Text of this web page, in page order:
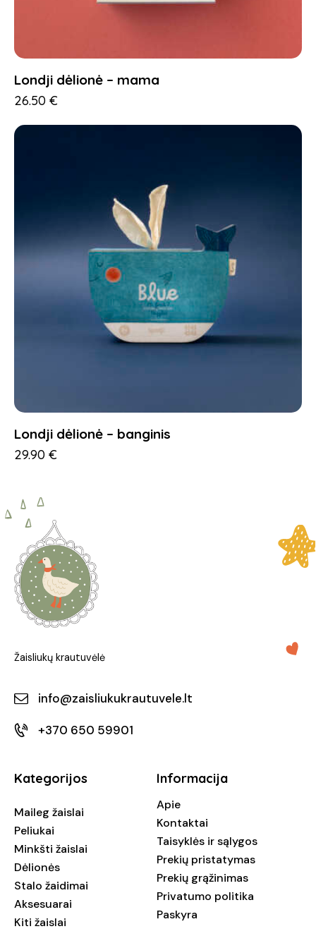
Londji dėlionė – mama
26.50 €
Londji dėlionė – banginis
29.90 €
Žaisliukų krautuvėlė
info@zaisliukukrautuvele.lt
+370 650 59901
Kategorijos
Maileg žaislai
Peliukai
Minkšti žaislai
Dėlionės
Stalo žaidimai
Aksesuarai
Kiti žaislai
Informacija
Apie
Kontaktai
Taisyklės ir sąlygos
Prekių pristatymas
Prekių grąžinimas
Privatumo politika
Paskyra